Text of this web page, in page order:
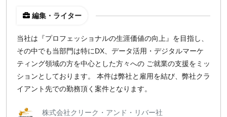
顧問・講師
カスタマーサクセス
その他
閉じる
働き方
リモートのみ
編集・ライター
当社は『プロフェッショナルの生涯価値の向上』を目指し、
その中でも当部門は特にDX、データ活用・デジタルマーケ
ティング領域の方を中心とした方々への ご就業の支援をミッ
ションとしております。 本件は弊社と雇用を結び、弊社クラ
イアント先での勤務頂く案件となります。
株式会社クリーク・アンド・リバー社